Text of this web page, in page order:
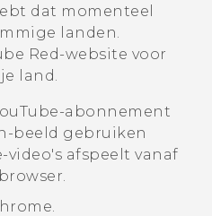
dat momenteel
landen.
Red-website voor
land.
-abonnement
beeld gebruiken
-video's afspeelt vanaf
.